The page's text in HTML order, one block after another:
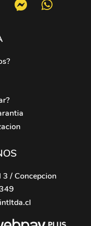
/ Concepcion